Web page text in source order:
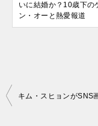
いに結婚か？10歳下の
ン・オーと熱愛報道
投